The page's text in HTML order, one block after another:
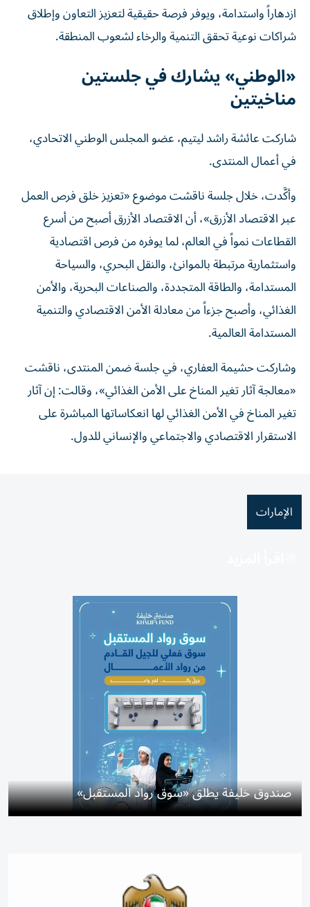
ازدهاراً واستدامة، ويوفر فرصة حقيقية لتعزيز التعاون وإطلاق
شراكات نوعية تحقق التنمية والرخاء لشعوب المنطقة.
«الوطني» يشارك في جلستين
مناخيتين
شاركت عائشة راشد ليتيم، عضو المجلس الوطني الاتحادي،
في أعمال المنتدى.
وأكَّدت، خلال جلسة ناقشت موضوع «تعزيز خلق فرص العمل
عبر الاقتصاد الأزرق»، أن الاقتصاد الأزرق أصبح من أسرع
القطاعات نمواً في العالم، لما يوفره من فرص اقتصادية
واستثمارية مرتبطة بالموانئ، والنقل البحري، والسياحة
المستدامة، والطاقة المتجددة، والصناعات البحرية، والأمن
الغذائي، وأصبح جزءاً من معادلة الأمن الاقتصادي والتنمية
المستدامة العالمية.
وشاركت حشيمة العفاري، في جلسة ضمن المنتدى، ناقشت
«معالجة آثار تغير المناخ على الأمن الغذائي»، وقالت: إن آثار
تغير المناخ في الأمن الغذائي لها انعكاساتها المباشرة على
الاستقرار الاقتصادي والاجتماعي والإنساني للدول.
الإمارات
صندوق خليفة يطلق «سوق رواد المستقبل»